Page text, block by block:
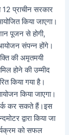
प्राचीन सरकार
किया जाएगा।
पूजन से होगी,
संपन्न होंगे।
की अमृतमयी
होने की उम्मीद
किया गया है।
किया जाएगा।
कर सकते हैं।इस
द्वारा किया जा
को सफल